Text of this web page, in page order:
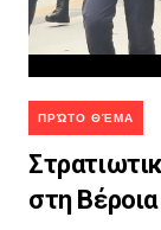
ΠΡΏΤΟ ΘΈΜΑ
στη Βέροια